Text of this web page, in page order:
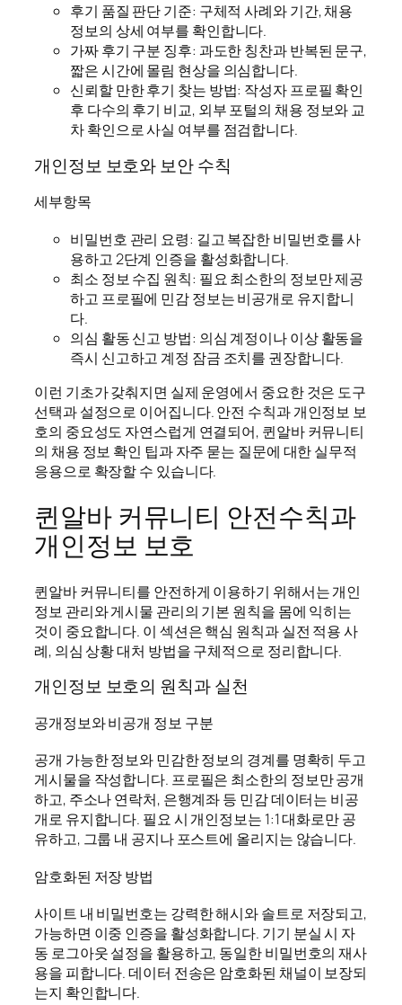
후기 품질 판단 기준: 구체적 사례와 기간, 채용
정보의 상세 여부를 확인합니다.
가짜 후기 구분 징후: 과도한 칭찬과 반복된 문구,
짧은 시간에 몰림 현상을 의심합니다.
신뢰할 만한 후기 찾는 방법: 작성자 프로필 확인
후 다수의 후기 비교, 외부 포털의 채용 정보와 교
차 확인으로 사실 여부를 점검합니다.
개인정보 보호와 보안 수칙
세부항목
비밀번호 관리 요령: 길고 복잡한 비밀번호를 사
용하고 2단계 인증을 활성화합니다.
최소 정보 수집 원칙: 필요 최소한의 정보만 제공
하고 프로필에 민감 정보는 비공개로 유지합니
다.
의심 활동 신고 방법: 의심 계정이나 이상 활동을
즉시 신고하고 계정 잠금 조치를 권장합니다.
이런 기초가 갖춰지면 실제 운영에서 중요한 것은 도구
선택과 설정으로 이어집니다. 안전 수칙과 개인정보 보
호의 중요성도 자연스럽게 연결되어, 퀸알바 커뮤니티
의 채용 정보 확인 팁과 자주 묻는 질문에 대한 실무적
응용으로 확장할 수 있습니다.
퀸알바 커뮤니티 안전수칙과
개인정보 보호
퀸알바 커뮤니티를 안전하게 이용하기 위해서는 개인
정보 관리와 게시물 관리의 기본 원칙을 몸에 익히는
것이 중요합니다. 이 섹션은 핵심 원칙과 실전 적용 사
례, 의심 상황 대처 방법을 구체적으로 정리합니다.
개인정보 보호의 원칙과 실천
공개정보와 비공개 정보 구분
공개 가능한 정보와 민감한 정보의 경계를 명확히 두고
게시물을 작성합니다. 프로필은 최소한의 정보만 공개
하고, 주소나 연락처, 은행계좌 등 민감 데이터는 비공
개로 유지합니다. 필요 시 개인정보는 1:1 대화로만 공
유하고, 그룹 내 공지나 포스트에 올리지는 않습니다.
암호화된 저장 방법
사이트 내 비밀번호는 강력한 해시와 솔트로 저장되고,
가능하면 이중 인증을 활성화합니다. 기기 분실 시 자
동 로그아웃 설정을 활용하고, 동일한 비밀번호의 재사
용을 피합니다. 데이터 전송은 암호화된 채널이 보장되
는지 확인합니다.